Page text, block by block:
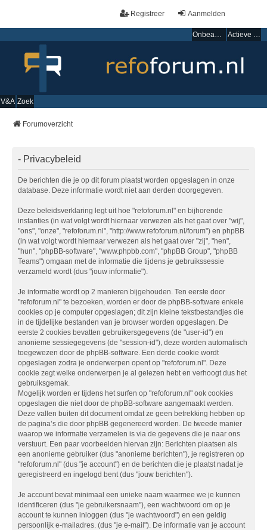
Aanmelden
Registreer
Onbeantwoorde onderwerpen Actieve onderwerpen
V&A Zoek
Forumoverzicht
- Privacybeleid
De berichten die je op dit forum plaatst worden opgeslagen in onze
database. Deze informatie wordt niet aan derden doorgegeven.
Deze beleidsverklaring legt uit hoe "refoforum.nl" en bijhorende
instanties (in wat volgt wordt hiernaar verwezen als het gaat over "wij",
"ons", "onze", "refoforum.nl", "http://www.refoforum.nl/forum") en phpBB
(in wat volgt wordt hiernaar verwezen als het gaat over "zij", "hen",
"hun", "phpBB-software", "www.phpbb.com", "phpBB Group", "phpBB
Teams") omgaan met de informatie die tijdens je gebruikssessie
verzameld wordt (dus "jouw informatie").
Je informatie wordt op 2 manieren bijgehouden. Ten eerste door
"refoforum.nl" te bezoeken, worden er door de phpBB-software enkele
cookies op je computer opgeslagen; dit zijn kleine tekstbestandjes die
in de tijdelijke bestanden van je browser worden opgeslagen. De
eerste 2 cookies bevatten gebruikersgegevens (de "user-id") en
anonieme sessiegegevens (de "session-id"), deze worden automatisch
toegewezen door de phpBB-software. Een derde cookie wordt
opgeslagen zodra je onderwerpen opent op "refoforum.nl". Deze
cookie zegt welke onderwerpen je al gelezen hebt en verhoogt dus het
gebruiksgemak.
Mogelijk worden er tijdens het surfen op "refoforum.nl" ook cookies
opgeslagen die niet door de phpBB-software aangemaakt werden.
Deze vallen buiten dit document omdat ze geen betrekking hebben op
de pagina’s die door phpBB gegenereerd worden. De tweede manier
waarop we informatie verzamelen is via de gegevens die je naar ons
verstuurt. Een paar voorbeelden hiervan zijn: Berichten plaatsen als
een anonieme gebruiker (dus "anonieme berichten"), je registreren op
"refoforum.nl" (dus "je account") en de berichten die je plaatst nadat je
geregistreerd en ingelogd bent (dus "jouw berichten").
Je account bevat minimaal een unieke naam waarmee we je kunnen
identificeren (dus "je gebruikersnaam"), een wachtwoord om op je
account te kunnen inloggen (dus "je wachtwoord") en een geldig
persoonlijk e-mailadres. (dus "je e-mail"). De informatie van je account